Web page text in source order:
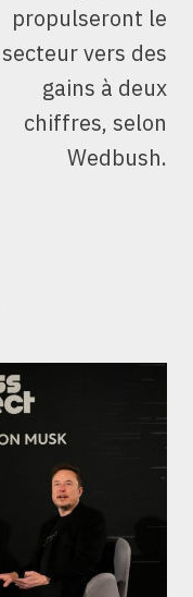
propulseront le
secteur vers des
gains à deux
chiffres, selon
Wedbush.